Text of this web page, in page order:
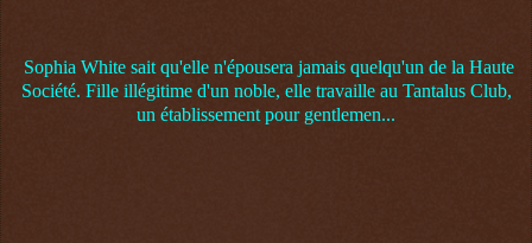
Sophia White sait qu'elle n'épousera jamais quelqu'un de la Haute
Société. Fille illégitime d'un noble, elle travaille au Tantalus Club,
un établissement pour gentlemen...